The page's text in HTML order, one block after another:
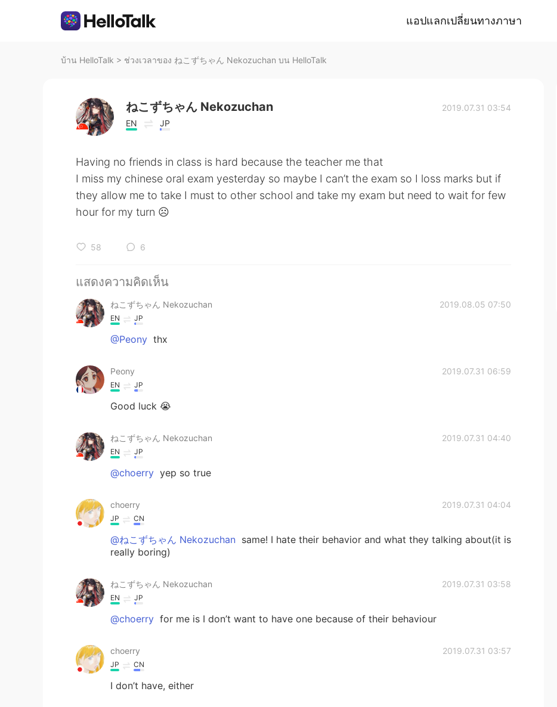
แอปแลกเปลี่ยนทางภาษา
บ้าน HelloTalk > ช่วงเวลาของ ねこずちゃん Nekozuchan บน HelloTalk
ねこずちゃん Nekozuchan
EN JP
2019.07.31 03:54
Having no friends in class is hard because the teacher me that
I miss my chinese oral exam yesterday so maybe I can’t the exam so I loss marks but if
they allow me to take I must to other school and take my exam but need to wait for few
hour for my turn ☹️
58 6
แสดงความคิดเห็น
ねこずちゃん Nekozuchan 2019.08.05 07:50
EN JP
@Peony thx
Peony 2019.07.31 06:59
EN JP
Good luck 😭
ねこずちゃん Nekozuchan 2019.07.31 04:40
EN JP
@choerry yep so true
choerry 2019.07.31 04:04
JP CN
@ねこずちゃん Nekozuchan same! I hate their behavior and what they talking about(it is
really boring)
ねこずちゃん Nekozuchan 2019.07.31 03:58
EN JP
@choerry for me is I don’t want to have one because of their behaviour
choerry 2019.07.31 03:57
JP CN
I don’t have, either